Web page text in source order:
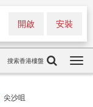
安裝
開啟
搜索香港樓盤
尖沙咀